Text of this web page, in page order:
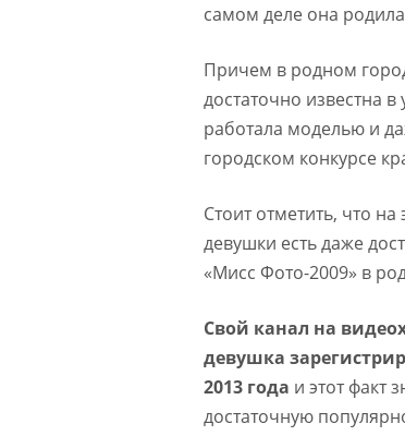
самом деле она
Причем в родном
достаточно известна в
работала моделью и
городском конкурсе
Стоит отметить, что
девушки есть даже
«Мисс Фото-2009» в
Свой канал на
девушка
2013 года и этот факт
достаточную